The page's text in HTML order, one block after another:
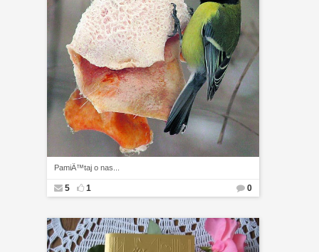
PamiÄ™taj o nas...
5 1 0